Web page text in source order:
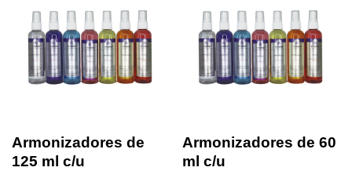
Armonizadores de
125 ml c/u
Armonizadores de 60
ml c/u